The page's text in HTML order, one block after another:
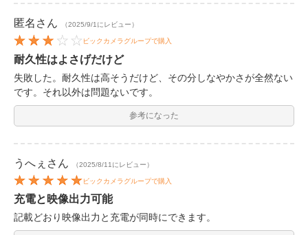
匿名 さん （2025/9/1にレビュー）
ビックカメラグループで購入
耐久性はよさげだけど
失敗した。耐久性は高そうだけど、その分しなやかさが全然ない
です。それ以外は問題ないです。
参考になった
うへぇ さん （2025/8/11にレビュー）
ビックカメラグループで購入
充電と映像出力可能
記載どおり映像出力と充電が同時にできます。